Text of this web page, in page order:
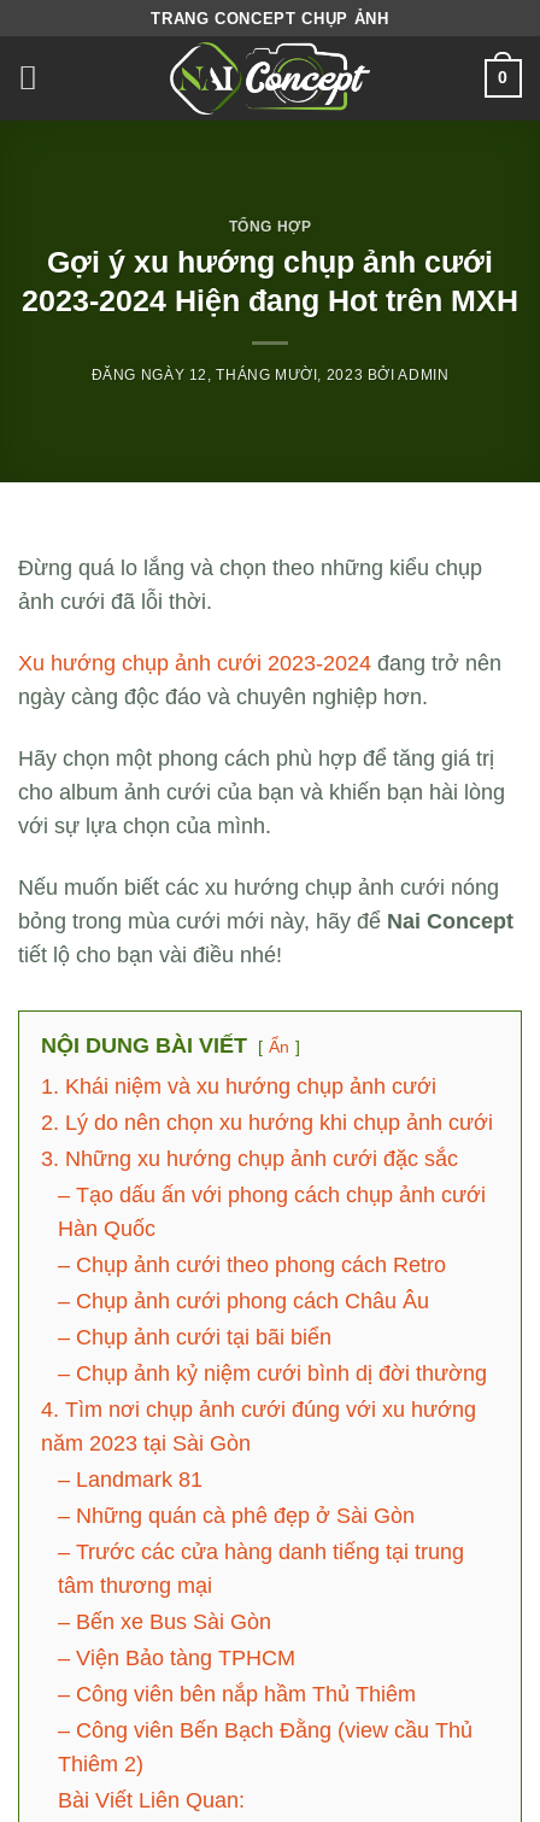
content
TRANG CONCEPT CHỤP ẢNH
0
TỔNG HỢP
Gợi ý xu hướng chụp ảnh cưới
2023-2024 Hiện đang Hot trên MXH
ĐĂNG NGÀY 12, THÁNG MƯỜI, 2023 BỞIADMIN
Đừng quá lo lắng và chọn theo những kiểu chụp
ảnh cưới đã lỗi thời.
Xu hướng chụp ảnh cưới 2023-2024 đang trở nên
ngày càng độc đáo và chuyên nghiệp hơn.
Hãy chọn một phong cách phù hợp để tăng giá trị
cho album ảnh cưới của bạn và khiến bạn hài lòng
với sự lựa chọn của mình.
Nếu muốn biết các xu hướng chụp ảnh cưới nóng
bỏng trong mùa cưới mới này, hãy để Nai Concept
tiết lộ cho bạn vài điều nhé!
NỘI DUNG BÀI VIẾT Ẩn
1. Khái niệm và xu hướng chụp ảnh cưới
2. Lý do nên chọn xu hướng khi chụp ảnh cưới
3. Những xu hướng chụp ảnh cưới đặc sắc
– Tạo dấu ấn với phong cách chụp ảnh cưới
Hàn Quốc
– Chụp ảnh cưới theo phong cách Retro
– Chụp ảnh cưới phong cách Châu Âu
– Chụp ảnh cưới tại bãi biển
– Chụp ảnh kỷ niệm cưới bình dị đời thường
4. Tìm nơi chụp ảnh cưới đúng với xu hướng
năm 2023 tại Sài Gòn
– Landmark 81
– Những quán cà phê đẹp ở Sài Gòn
– Trước các cửa hàng danh tiếng tại trung
tâm thương mại
– Bến xe Bus Sài Gòn
– Viện Bảo tàng TPHCM
– Công viên bên nắp hầm Thủ Thiêm
– Công viên Bến Bạch Đằng (view cầu Thủ
Thiêm 2)
Bài Viết Liên Quan: